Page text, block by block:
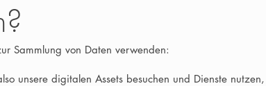
Sammlung von Daten verwenden:
unsere digitalen Assets besuchen und Dienste